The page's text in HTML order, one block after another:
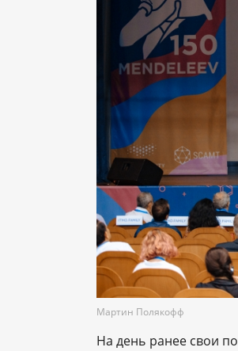
Мартин Полякофф
На день ранее свои